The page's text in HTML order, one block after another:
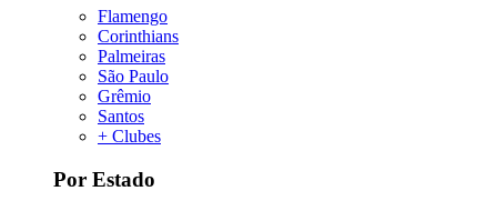
Flamengo
Corinthians
Palmeiras
São Paulo
Grêmio
Santos
+ Clubes
Por Estado